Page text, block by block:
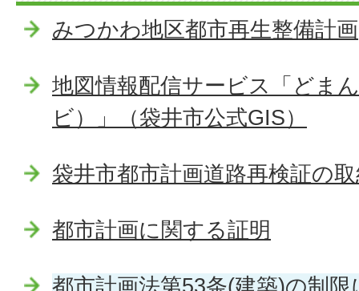
みつかわ地区都市再生整備計画
地図情報配信サービス「どま
ビ）」（袋井市公式GIS）
袋井市都市計画道路再検証の
都市計画に関する証明
都市計画法第53条(建築)の制